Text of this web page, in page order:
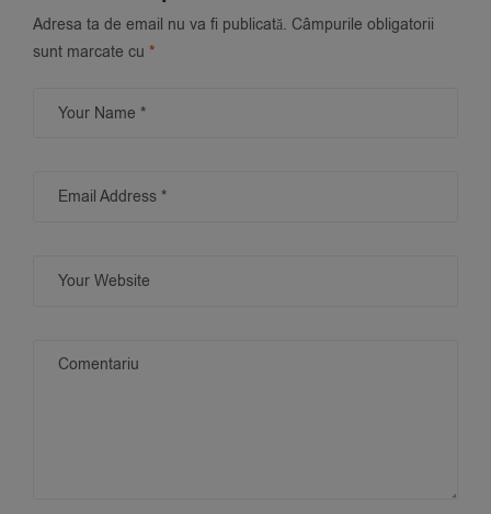
Adresa ta de email nu va fi publicată. Câmpurile obligatorii
sunt marcate cu *